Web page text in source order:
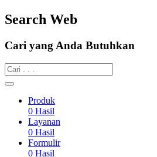
Search Web
Cari yang Anda Butuhkan
Produk
0 Hasil
Layanan
0 Hasil
Formulir
0 Hasil